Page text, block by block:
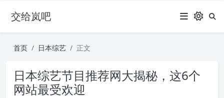
交给岚吧
首页 日本综艺 正文
日本综艺节目推荐网大揭秘，这6个
网站最受欢迎